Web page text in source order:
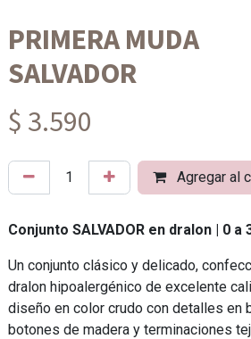
PRIMERA MUDA
SALVADOR
$ 3.590
Agregar al
Conjunto SALVADOR en dralon | 0 a
Un conjunto clásico y delicado,
dralon hipoalergénico de excelente
diseño en color crudo con detalles en
botones de madera y terminaciones